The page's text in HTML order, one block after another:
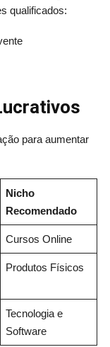
qualificados:
para aumentar
Nicho
Recomendado
Cursos Online
Produtos Físicos
Tecnologia e
Software